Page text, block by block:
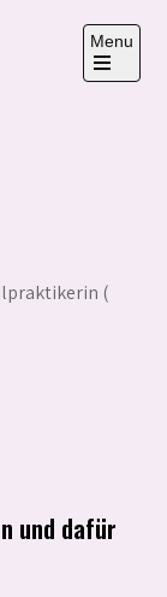
(
Menu
Open
und dafür